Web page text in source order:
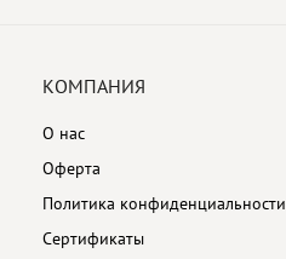
КОМПАНИЯ
О нас
Оферта
Политика конфиденциальности
Сертификаты